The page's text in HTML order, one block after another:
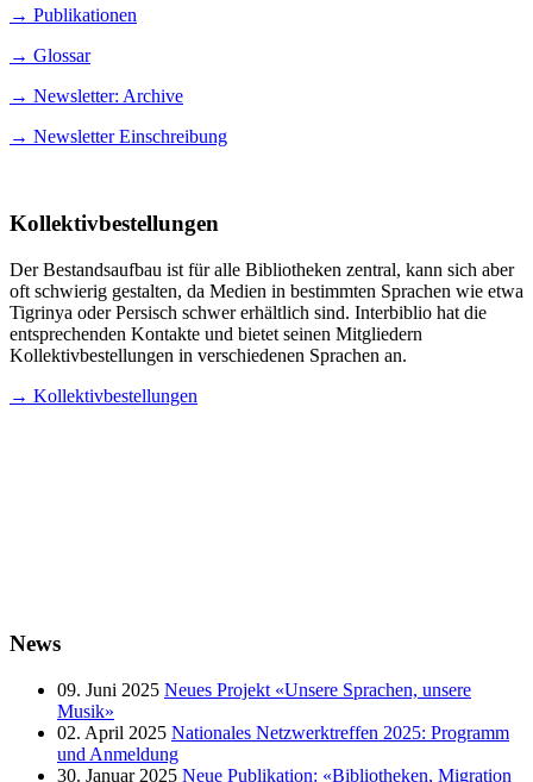
→ Publikationen
→ Glossar
→ Newsletter: Archive
→ Newsletter Einschreibung
Kollektivbestellungen
Der Bestandsaufbau ist für alle Bibliotheken zentral, kann sich aber
oft schwierig gestalten, da Medien in bestimmten Sprachen wie etwa
Tigrinya oder Persisch schwer erhältlich sind. Interbiblio hat die
entsprechenden Kontakte und bietet seinen Mitgliedern
Kollektivbestellungen in verschiedenen Sprachen an.
→ Kollektivbestellungen
News
09. Juni 2025 Neues Projekt «Unsere Sprachen, unsere
Musik»
02. April 2025 Nationales Netzwerktreffen 2025: Programm
und Anmeldung
30. Januar 2025 Neue Publikation: «Bibliotheken, Migration